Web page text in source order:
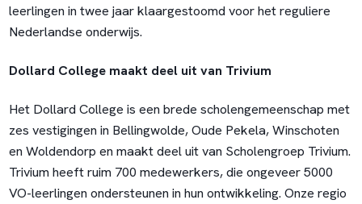
leerlingen in twee jaar klaargestoomd voor het reguliere
Nederlandse onderwijs.
Dollard College maakt deel uit van Trivium
Het Dollard College is een brede scholengemeenschap met
zes vestigingen in Bellingwolde, Oude Pekela, Winschoten
en Woldendorp en maakt deel uit van Scholengroep Trivium.
Trivium heeft ruim 700 medewerkers, die ongeveer 5000
VO-leerlingen ondersteunen in hun ontwikkeling. Onze regio